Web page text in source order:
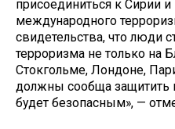
присоединиться к Сирии
международного
свидетельства, что люди
терроризма не только на
Стокгольме, Лондоне,
должны сообща защитить
будет безопасным», —